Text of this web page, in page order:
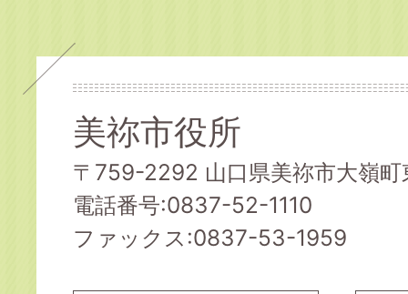
美祢市役所
〒759-2292 山口県美祢市大嶺
電話番号:0837-52-1110
ファックス:0837-53-1959